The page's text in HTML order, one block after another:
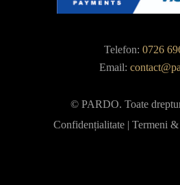
Telefon: 0726
Email:
© PARDO. Toate
Confidențialitate | Termeni